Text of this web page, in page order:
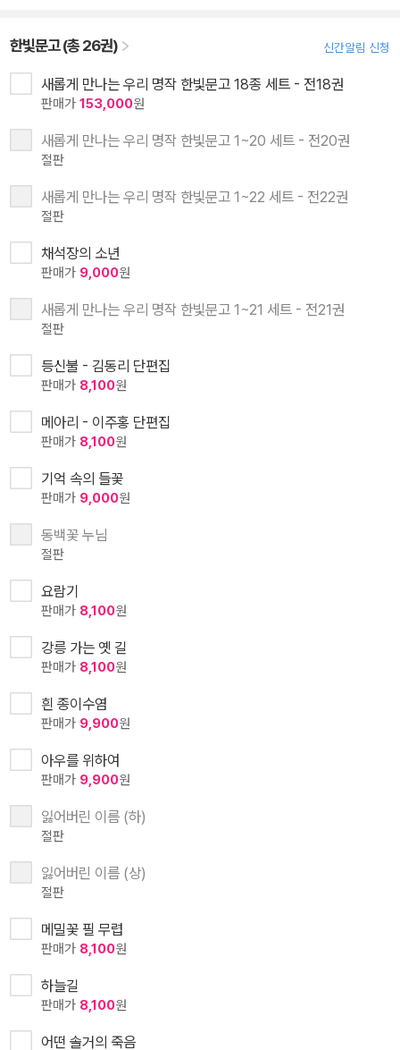
한빛문고 (총 26권) 신간알림 신청
새롭게 만나는 우리 명작 한빛문고 18종 세트 - 전18권
판매가 153,000원
새롭게 만나는 우리 명작 한빛문고 1~20 세트 - 전20권
절판
새롭게 만나는 우리 명작 한빛문고 1~22 세트 - 전22권
절판
채석장의 소년
판매가 9,000원
새롭게 만나는 우리 명작 한빛문고 1~21 세트 - 전21권
절판
등신불 - 김동리 단편집
판매가 8,100원
메아리 - 이주홍 단편집
판매가 8,100원
기억 속의 들꽃
판매가 9,000원
동백꽃 누님
절판
요람기
판매가 8,100원
강릉 가는 옛 길
판매가 8,100원
흰 종이수염
판매가 9,900원
아우를 위하여
판매가 9,900원
잃어버린 이름 (하)
절판
잃어버린 이름 (상)
절판
메밀꽃 필 무렵
판매가 8,100원
하늘길
판매가 8,100원
어떤 솔거의 죽음